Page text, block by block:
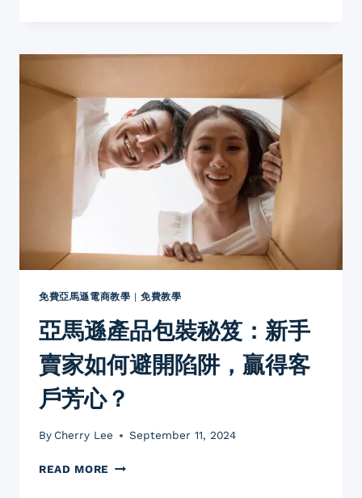
提
銷
售
的
免費亞馬遜電商教學 |免費教學
亞馬遜產品包裝秘笈：新手
賣家如何避開陷阱，贏得客
戶芳心？
By Cherry Lee September 11, 2024
READ MORE 亞